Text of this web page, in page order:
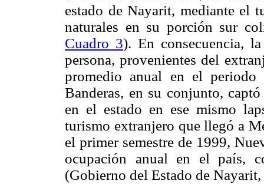
estado de Nayarit, mediante el
naturales en su porción sur
Cuadro 3). En consecuencia,
persona, provenientes del
promedio anual en el
Banderas, en su conjunto,
en el estado en ese mismo
turismo extranjero que llegó a
el primer semestre de 1999,
ocupación anual en el país,
(Gobierno del Estado de Nayarit,